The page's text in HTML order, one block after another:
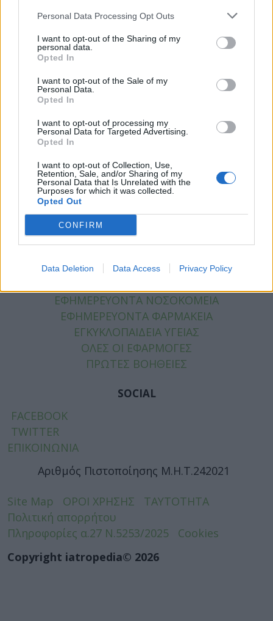
Personal Data Processing Opt Outs
I want to opt-out of the Sharing of my
personal data.
Opted In
I want to opt-out of the Sale of my
Personal Data.
Opted In
I want to opt-out of processing my
Personal Data for Targeted Advertising.
Opted In
I want to opt-out of Collection, Use,
Retention, Sale, and/or Sharing of my
Personal Data that Is Unrelated with the
Purposes for which it was collected.
Opted Out
CONFIRM
Data Deletion Data Access Privacy Policy
ΜΑΣΤΟΓΡΑΦΙΑ,ΨΗΦΙΑΚΗ ΜΑΣΤΟΓΡΑΦΙΑ
ΚΑΤΗΓΟΡΙΕΣ
ΥΓΕΙΑ
ΠΑΙΔΙ
ΔΙΑΤΡΟΦΗ
ΕΠΙΧΕΙΡΕΙΝ
HEALTH TALKS
ΧΡΗΣΙΜΑ
ΕΦΗΜΕΡΕΥΟΝΤΑ ΝΟΣΟΚΟΜΕΙΑ
ΕΦΗΜΕΡΕΥΟΝΤΑ ΦΑΡΜΑΚΕΙΑ
ΕΓΚΥΚΛΟΠΑΙΔΕΙΑ ΥΓΕΙΑΣ
ΟΛΕΣ ΟΙ ΕΦΑΡΜΟΓΕΣ
ΠΡΩΤΕΣ ΒΟΗΘΕΙΕΣ
SOCIAL
FACEBOOK
TWITTER
ΕΠΙΚΟΙΝΩΝΙΑ
Αριθμός Πιστοποίησης Μ.Η.Τ.242021
Site Map ΟΡΟΙ ΧΡΗΣΗΣ
ΤΑΥΤΟΤΗΤΑ
Πολιτική απορρήτου
Πληροφορίες α.27 Ν.5253/2025
Cookies
Copyright iatropedia© 2026